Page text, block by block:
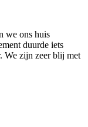
we ons huis
duurde iets
We zijn zeer blij met